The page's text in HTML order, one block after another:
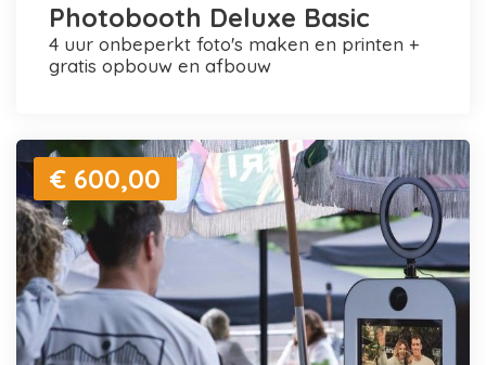
Photobooth Deluxe Basic
4 uur onbeperkt foto's maken en printen +
gratis opbouw en afbouw
€ 600,00